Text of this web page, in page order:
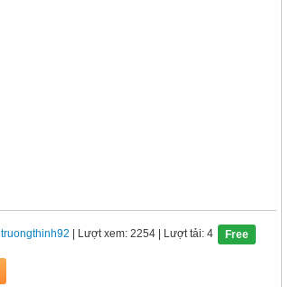
truongthinh92 | Lượt xem: 2254 | Lượt tải: 4 Free